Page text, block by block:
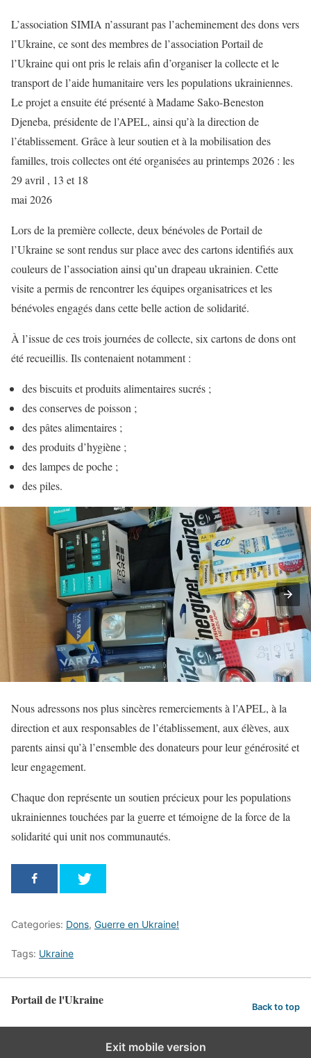
L’association SIMIA n’assurant pas l’acheminement des dons vers
l’Ukraine, ce sont des membres de l’association Portail de
l’Ukraine qui ont pris le relais afin d’organiser la collecte et le
transport de l’aide humanitaire vers les populations ukrainiennes.
Le projet a ensuite été présenté à Madame Sako-Beneston
Djeneba, présidente de l’APEL, ainsi qu’à la direction de
l’établissement. Grâce à leur soutien et à la mobilisation des
familles, trois collectes ont été organisées au printemps 2026 : les
29 avril , 13 et 18
mai 2026
Lors de la première collecte, deux bénévoles de Portail de
l’Ukraine se sont rendus sur place avec des cartons identifiés aux
couleurs de l’association ainsi qu’un drapeau ukrainien. Cette
visite a permis de rencontrer les équipes organisatrices et les
bénévoles engagés dans cette belle action de solidarité.
À l’issue de ces trois journées de collecte, six cartons de dons ont
été recueillis. Ils contenaient notamment :
des biscuits et produits alimentaires sucrés ;
des conserves de poisson ;
des pâtes alimentaires ;
des produits d’hygiène ;
des lampes de poche ;
des piles.
Nous adressons nos plus sincères remerciements à l’APEL, à la
direction et aux responsables de l’établissement, aux élèves, aux
parents ainsi qu’à l’ensemble des donateurs pour leur générosité et
leur engagement.
Chaque don représente un soutien précieux pour les populations
ukrainiennes touchées par la guerre et témoigne de la force de la
solidarité qui unit nos communautés.
Categories: Dons, Guerre en Ukraine!
Tags: Ukraine
Portail de l'Ukraine Back to top
Exit mobile version